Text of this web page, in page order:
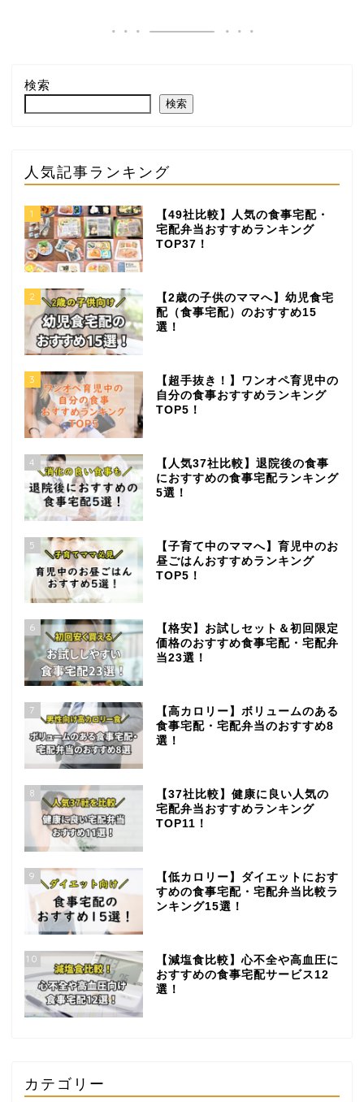
検索
検索
人気記事ランキング
1
【49社比較】人気の食事宅配・
宅配弁当おすすめランキング
TOP37！
2
【2歳の子供のママへ】幼児食宅
配（食事宅配）のおすすめ15
選！
3
【超手抜き！】ワンオペ育児中の
自分の食事おすすめランキング
TOP5！
4
【人気37社比較】退院後の食事
におすすめの食事宅配ランキング
5選！
5
【子育て中のママへ】育児中のお
昼ごはんおすすめランキング
TOP5！
6
【格安】お試しセット＆初回限定
価格のおすすめ食事宅配・宅配弁
当23選！
7
【高カロリー】ボリュームのある
食事宅配・宅配弁当のおすすめ8
選！
8
【37社比較】健康に良い人気の
宅配弁当おすすめランキング
TOP11！
9
【低カロリー】ダイエットにおす
すめの食事宅配・宅配弁当比較ラ
ンキング15選！
10
【減塩食比較】心不全や高血圧に
おすすめの食事宅配サービス12
選！
カテゴリー